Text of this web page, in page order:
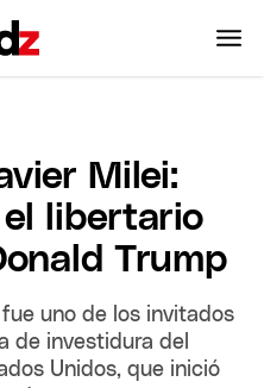
Milei:
libertario
Trump
uno de los invitados
de investidura del
Unidos, que inició